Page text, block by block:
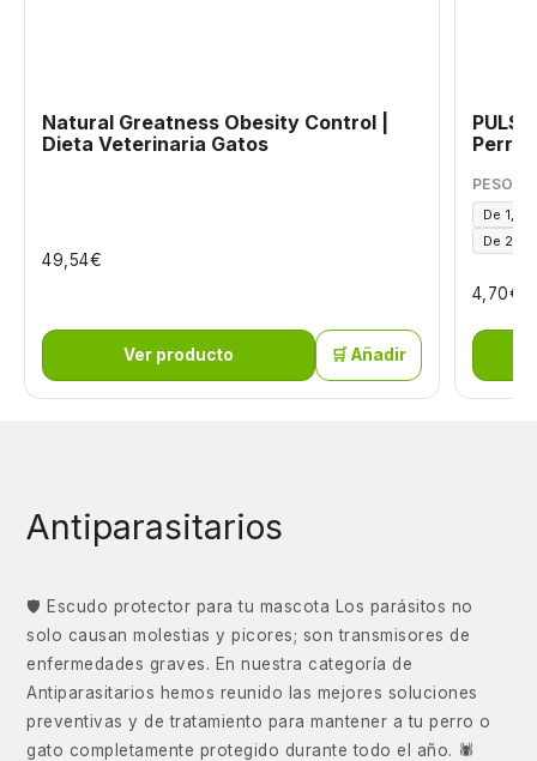
Natural Greatness Obesity Control |
Dieta Veterinaria Gatos
49,54€
Ver producto 🛒 Añadir
PESO
De 1,5
De 25
4,70€
Antiparasitarios
🛡️ Escudo protector para tu mascota Los parásitos no
solo causan molestias y picores; son transmisores de
enfermedades graves. En nuestra categoría de
Antiparasitarios hemos reunido las mejores soluciones
preventivas y de tratamiento para mantener a tu perro o
gato completamente protegido durante todo el año. 🕷️